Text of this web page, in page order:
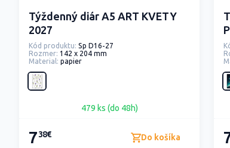
Týždenný diár A5 ART KVETY
2027
Kód produktu: Sp D16-27
Rozmer: 142 x 204 mm
Material: papier
479 ks (do 48h)
738€ Do košíka